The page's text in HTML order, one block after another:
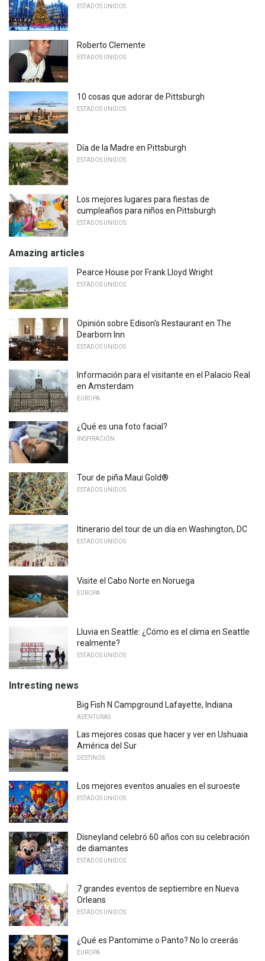
ESTADOS UNIDOS
Roberto Clemente
ESTADOS UNIDOS
10 cosas que adorar de Pittsburgh
ESTADOS UNIDOS
Día de la Madre en Pittsburgh
ESTADOS UNIDOS
Los mejores lugares para fiestas de
cumpleaños para niños en Pittsburgh
ESTADOS UNIDOS
Amazing articles
Pearce House por Frank Lloyd Wright
ESTADOS UNIDOS
Opinión sobre Edison's Restaurant en The
Dearborn Inn
ESTADOS UNIDOS
Información para el visitante en el Palacio Real
en Amsterdam
EUROPA
¿Qué es una foto facial?
INSPIRACIÓN
Tour de piña Maui Gold®
ESTADOS UNIDOS
Itinerario del tour de un día en Washington, DC
ESTADOS UNIDOS
Visite el Cabo Norte en Noruega
EUROPA
Lluvia en Seattle: ¿Cómo es el clima en Seattle
realmente?
ESTADOS UNIDOS
Intresting news
Big Fish N Campground Lafayette, Indiana
AVENTURAS
Las mejores cosas que hacer y ver en Ushuaia
América del Sur
DESTINOS
Los mejores eventos anuales en el suroeste
ESTADOS UNIDOS
Disneyland celebró 60 años con su celebración
de diamantes
ESTADOS UNIDOS
7 grandes eventos de septiembre en Nueva
Orleans
ESTADOS UNIDOS
¿Qué es Pantomime o Panto? No lo creerás
EUROPA